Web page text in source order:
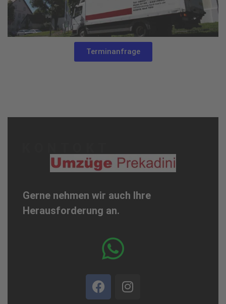
Terminanfrage
Gerne nehmen wir auch Ihre
Herausforderung an.